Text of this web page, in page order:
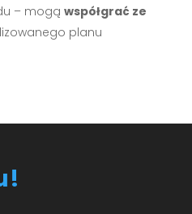
– mogąwspółgrać ze
planu